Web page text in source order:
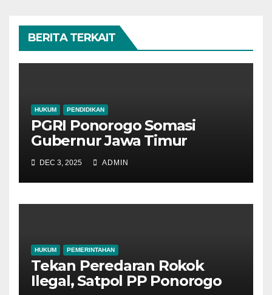
BERITA TERKAIT
HUKUM PENDIDIKAN
PGRI Ponorogo Somasi
Gubernur Jawa Timur
DEC 3, 2025 ADMIN
HUKUM PEMERINTAHAN
Tekan Peredaran Rokok
Ilegal, Satpol PP Ponorogo